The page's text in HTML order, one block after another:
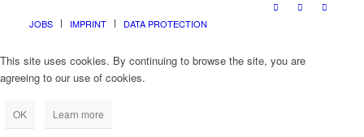
JOBS IMPRINT DATA PROTECTION
This site uses cookies. By continuing to browse the site, you are
agreeing to our use of cookies.
OK Learn more